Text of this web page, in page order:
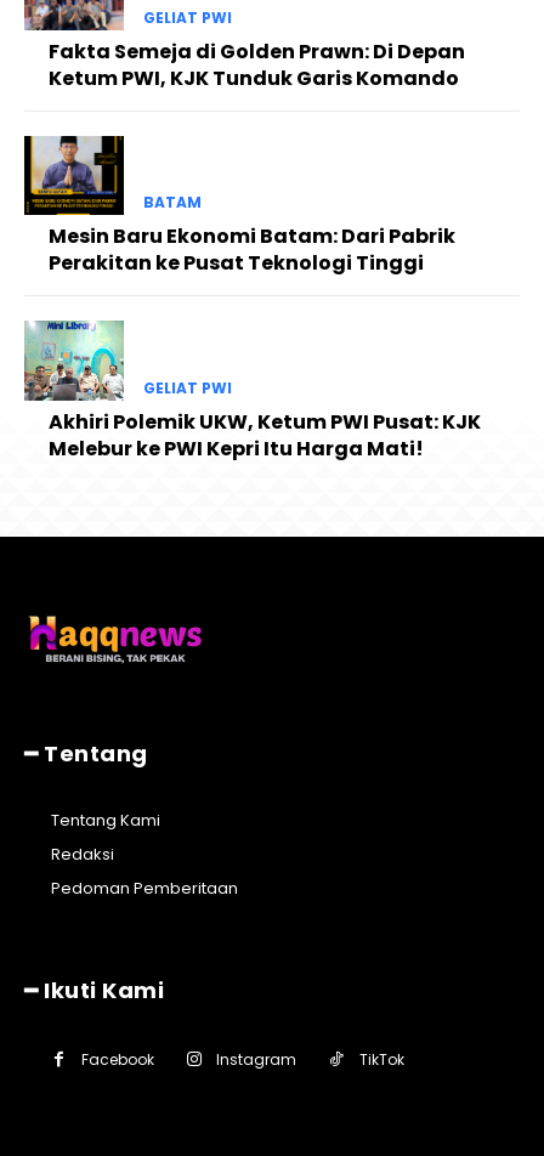
GELIAT PWI
Fakta Semeja di Golden Prawn: Di Depan
Ketum PWI, KJK Tunduk Garis Komando
BATAM
Mesin Baru Ekonomi Batam: Dari Pabrik
Perakitan ke Pusat Teknologi Tinggi
GELIAT PWI
Akhiri Polemik UKW, Ketum PWI Pusat: KJK
Melebur ke PWI Kepri Itu Harga Mati!
━ Tentang
Tentang Kami
Redaksi
Pedoman Pemberitaan
━ Ikuti Kami
Facebook Instagram TikTok